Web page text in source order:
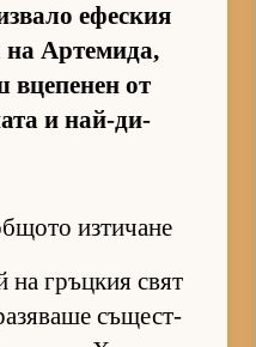
ефес­кия
Ар­те­ми­да,
вце­пе­нен от
и най-ди­
изтичане
на гръц­кия свят
съ­щес­т­